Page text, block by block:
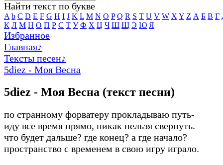
Найти текст по букве
A b C D E F G H I J K L M N O P Q R S T U V W X Y Z А Б В Г
К Л М Н О П Р С Т У Ф Х Ц Ч Ш Щ Э Ю Я
Избранное
Главная♪
Тексты песен♪
5diez - Моя Весна
5diez - Моя Весна (текст песни)
по странному форватеру прокладываю путь-
иду все время прямо, никак нельзя свернуть.
что будет дальше? где конец? а где начало?
пространство с временем в свою игру играло.